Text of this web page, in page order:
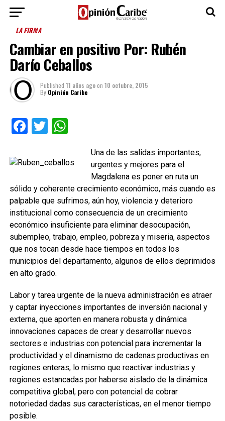
LA FIRMA
Cambiar en positivo Por: Rubén
Darío Ceballos
Published 11 años agoon 10 octubre, 2015
By Opinión Caribe
Facebook
TwitterWhatsApp
Una de las salidas importantes,
urgentes y mejores para el
Magdalena es poner en ruta un
sólido y coherente crecimiento económico, más cuando es
palpable que sufrimos, aún hoy, violencia y deterioro
institucional como consecuencia de un crecimiento
económico insuficiente para eliminar desocupación,
subempleo, trabajo, empleo, pobreza y miseria, aspectos
que nos tocan desde hace tiempos en todos los
municipios del departamento, algunos de ellos deprimidos
en alto grado.
Labor y tarea urgente de la nueva administración es atraer
y captar inyecciones importantes de inversión nacional y
externa, que aporten en manera robusta y dinámica
innovaciones capaces de crear y desarrollar nuevos
sectores e industrias con potencial para incrementar la
productividad y el dinamismo de cadenas productivas en
regiones enteras, lo mismo que reactivar industrias y
regiones estancadas por haberse aislado de la dinámica
competitiva global, pero con potencial de cobrar
notoriedad dadas sus características, en el menor tiempo
posible.